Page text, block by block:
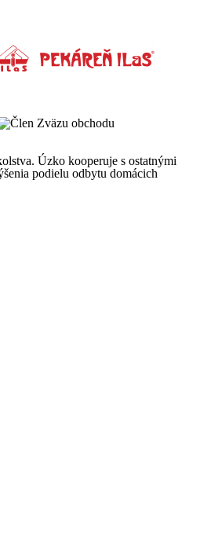
Úzko kooperuje s ostatnými
podielu odbytu domácich